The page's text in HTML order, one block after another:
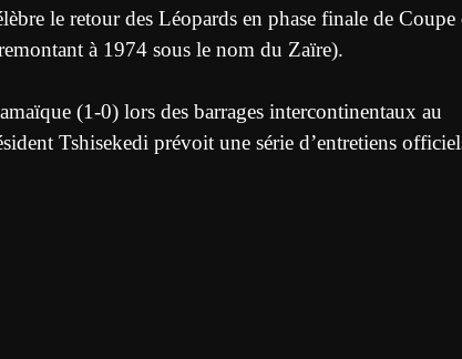
le retour des Léopards en phase finale de Coupe
à 1974 sous le nom du Zaïre).
(1-0) lors des barrages intercontinentaux au
Tshisekedi prévoit une série d’entretiens